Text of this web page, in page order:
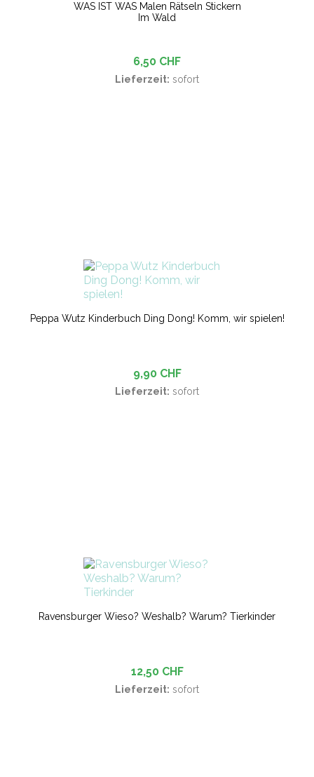
WAS IST WAS Malen Rätseln Stickern
Im Wald
6,50 CHF
Lieferzeit: sofort
Peppa Wutz Kinderbuch Ding Dong! Komm, wir spielen!
9,90 CHF
Lieferzeit: sofort
Ravensburger Wieso? Weshalb? Warum? Tierkinder
12,50 CHF
Lieferzeit: sofort